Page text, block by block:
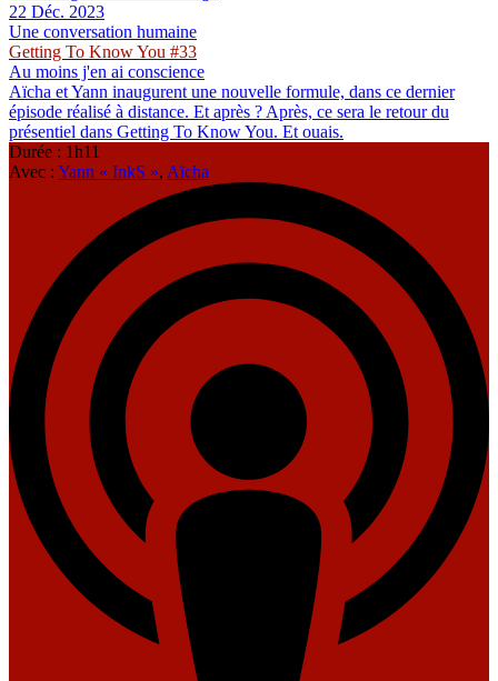
22 Déc. 2023
Une conversation humaine
Getting To Know You #33
Au moins j'en ai conscience
Aïcha et Yann inaugurent une nouvelle formule, dans ce dernier
épisode réalisé à distance. Et après ? Après, ce sera le retour du
présentiel dans Getting To Know You. Et ouais.
Durée : 1h11
Avec : Yann « InkS », Aïcha